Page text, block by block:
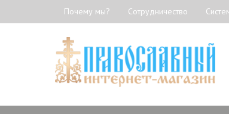
Почему мы? Сотрудничество